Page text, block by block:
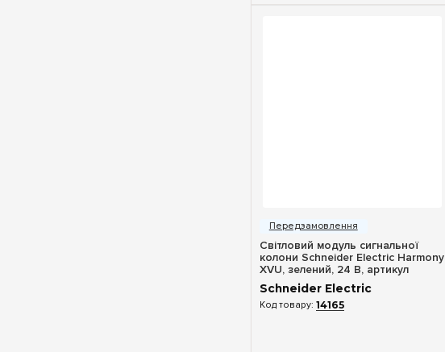
Світловий модуль сигнальної
колони Schneider Electric Harmony
XVU, зелений, 24 В, артикул
XVUC23
Schneider Electric
14165